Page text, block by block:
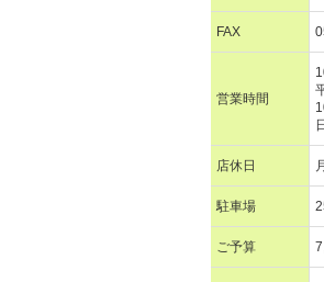
FAX
営業時間
店休日
駐車場
ご予算